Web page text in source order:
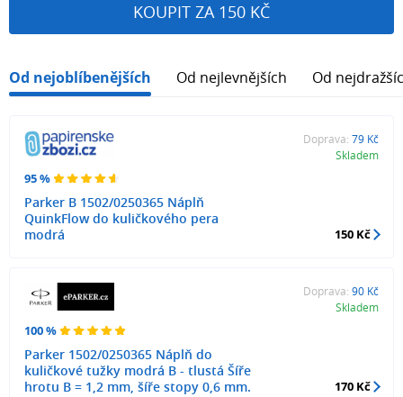
KOUPIT ZA 150 KČ
Od nejoblíbenějších Od nejlevnějších Od
95 %
Parker B 1502/0250365 Náplň
QuinkFlow do kuličkového pera
modrá
Doprava: 79 Kč
Skladem
150 Kč
100 %
Parker 1502/0250365 Náplň do
kuličkové tužky modrá B - tlustá Šíře
hrotu B = 1,2 mm, šíře stopy 0,6 mm.
Doprava: 90 Kč
Skladem
170 Kč